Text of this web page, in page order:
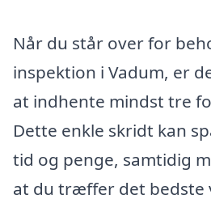
Når du står over for
inspektion i Vadum, er
at indhente mindst tre
Dette enkle skridt kan
tid og penge, samtidig
at du træffer det bedste